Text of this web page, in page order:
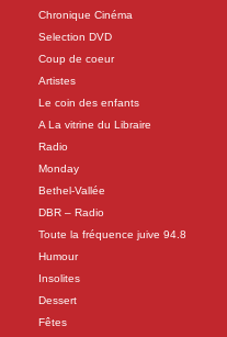
Chronique Cinéma
Selection DVD
Coup de coeur
Artistes
Le coin des enfants
A La vitrine du Libraire
Radio
Monday
Bethel-Vallée
DBR – Radio
Toute la fréquence juive 94.8
Humour
Insolites
Dessert
Fêtes